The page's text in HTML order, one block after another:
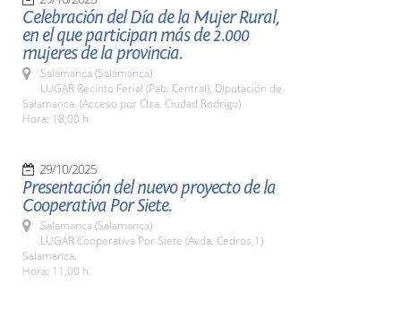
Celebración del Día de la Mujer Rural,
en el que participan más de 2.000
mujeres de la provincia.
Salamanca (Salamanca)
LUGAR Recinto Ferial (Pab. Central), Diputación de
Salamanca. (Acceso por Ctra. Ciudad Rodrigo)
Hora: 18,00 h
29/10/2025
Presentación del nuevo proyecto de la
Cooperativa Por Siete.
Salamanca (Salamanca)
LUGAR Cooperativa Por Siete (Avda. Cedros,1)
Salamanca.
Hora: 11,00 h.